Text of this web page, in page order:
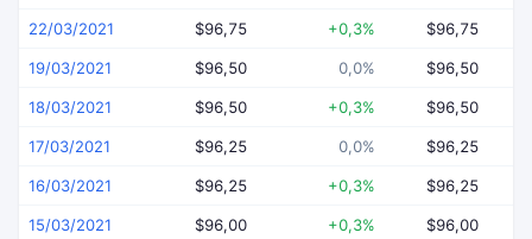
22/03/2021 $96,75 +0,3% $96,75
19/03/2021 $96,50 0,0% $96,50
18/03/2021 $96,50 +0,3% $96,50
17/03/2021 $96,25 0,0% $96,25
16/03/2021 $96,25 +0,3% $96,25
15/03/2021 $96,00 +0,3% $96,00